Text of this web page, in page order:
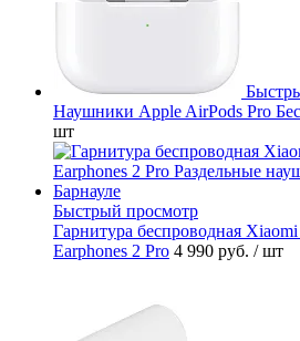
Наушники Apple AirPods Pro
шт
Быстрый просмотр
Гарнитура беспроводная
Earphones 2 Pro 4 990 руб. / шт